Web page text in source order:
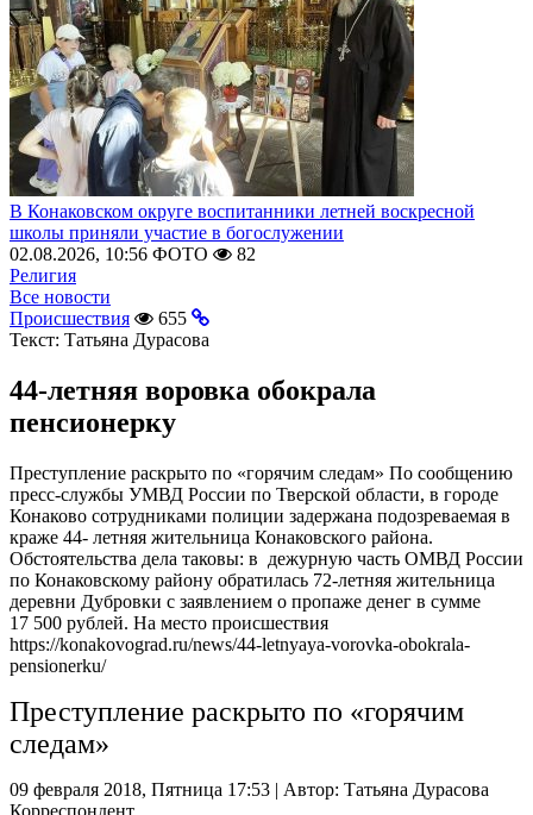
В Конаковском округе воспитанники летней воскресной
школы приняли участие в богослужении
02.08.2026, 10:56 ФОТО
82
Религия
Все новости
Происшествия
655
Текст: Татьяна Дурасова
44-летняя воровка обокрала
пенсионерку
Преступление раскрыто по «горячим следам» По сообщению
пресс-службы УМВД России по Тверской области, в городе
Конаково сотрудниками полиции задержана подозреваемая в
краже 44- летняя жительница Конаковского района.
Обстоятельства дела таковы: в дежурную часть ОМВД России
по Конаковскому району обратилась 72-летняя жительница
деревни Дубровки с заявлением о пропаже денег в сумме
17 500 рублей. На место происшествия
https://konakovograd.ru/news/44-letnyaya-vorovka-obokrala-
pensionerku/
Преступление раскрыто по «горячим
следам»
09 февраля 2018, Пятница 17:53 | Автор: Татьяна Дурасова
Корреспондент